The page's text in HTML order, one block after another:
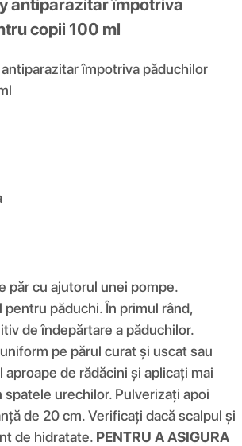
antiparazitar împotriva
copii 100 ml
păr cu ajutorul unei pompe.
păduchi. În primul rând,
de îndepărtare a păduchilor.
pe părul curat și uscat sau
de rădăcini și aplicați mai
spatele urechilor. Pulverizați apoi
de 20 cm. Verificați dacă scalpul și
de hidratate. PENTRU A ASIGURA